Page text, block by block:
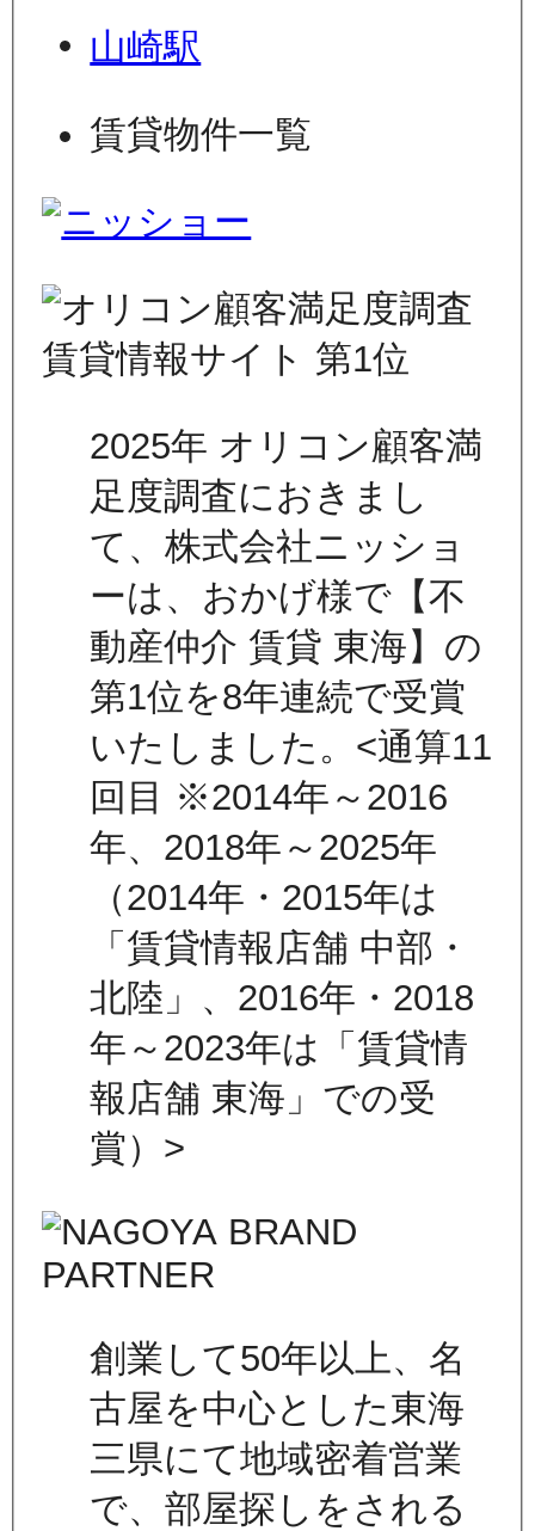
山崎駅
賃貸物件一覧
2025年 オリコン顧客満
足度調査におきまし
て、株式会社ニッショ
ーは、おかげ様で【不
動産仲介 賃貸 東海】の
第1位を8年連続で受賞
いたしました。<通算11
回目 ※2014年～2016
年、2018年～2025年
（2014年・2015年は
「賃貸情報店舗 中部・
北陸」、2016年・2018
年～2023年は「賃貸情
報店舗 東海」での受
賞）>
創業して50年以上、名
古屋を中心とした東海
三県にて地域密着営業
で、部屋探しをされる